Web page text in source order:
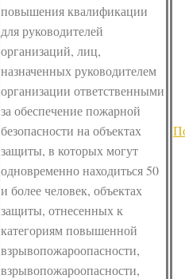
повышения квалификации
для руководителей
организаций, лиц,
назначенных руководителем
организации ответственными
за обеспечение пожарной
безопасности на объектах
защиты, в которых могут
одновременно находиться 50
и более человек, объектах
защиты, отнесенных к
категориям повышенной
взрывопожароопасности,
взрывопожароопасности,